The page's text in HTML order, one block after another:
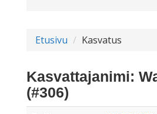
Etusivu Kasvatus
Kasvattajanimi:
(#306)